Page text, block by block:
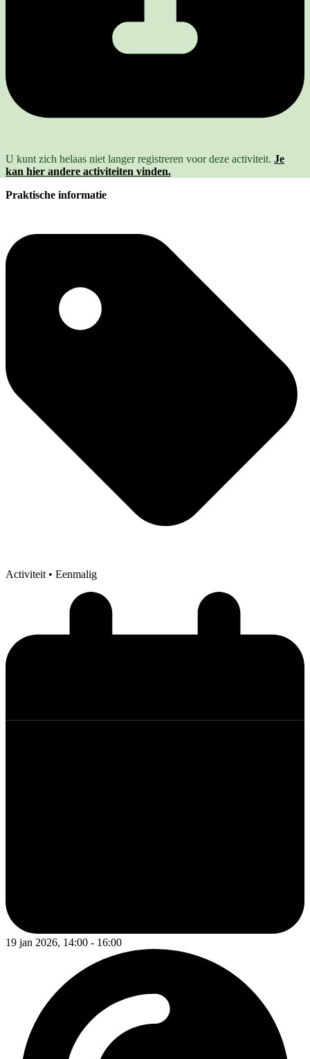
U kunt zich helaas niet langer registreren voor deze activiteit. Je
kan hier andere activiteiten vinden.
Praktische informatie
Activiteit • Eenmalig
19 jan 2026, 14:00 - 16:00